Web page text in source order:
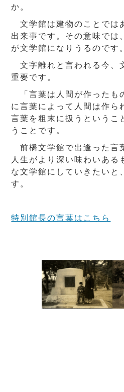
か。
文学館は建物のことでは
出来事です。その意味では
が文学館になりうるのです。
文字離れと言われる今、
重要です。
「言葉は人間が作ったも
に言葉によって人間は作ら
言葉を粗末に扱うというこ
うことです。
前橋文学館で出逢った言
人生がより深い味わいある
な文学館にしていきたいと
す。
特別館長の言葉はこちら